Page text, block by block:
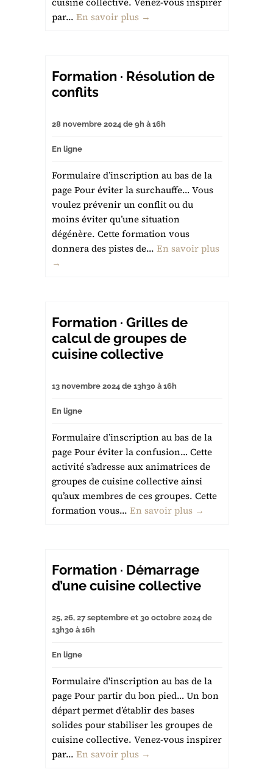
par... En savoir plus →
Formation · Résolution de
conflits
28 novembre 2024 de 9h à 16h
En ligne
Formulaire d’inscription au bas de la
page Pour éviter la surchauffe… Vous
voulez prévenir un conflit ou du
moins éviter qu’une situation
dégénère. Cette formation vous
donnera des pistes de... En savoir plus
→
Formation · Grilles de
calcul de groupes de
cuisine collective
13 novembre 2024 de 13h30 à 16h
En ligne
Formulaire d’inscription au bas de la
page Pour éviter la confusion… Cette
activité s’adresse aux animatrices de
groupes de cuisine collective ainsi
qu’aux membres de ces groupes. Cette
formation vous... En savoir plus →
Formation · Démarrage
d’une cuisine collective
25, 26, 27 septembre et 30 octobre 2024 de
13h30 à 16h
En ligne
Formulaire d'inscription au bas de la
page Pour partir du bon pied… Un bon
départ permet d’établir des bases
solides pour stabiliser les groupes de
cuisine collective. Venez-vous inspirer
par... En savoir plus →